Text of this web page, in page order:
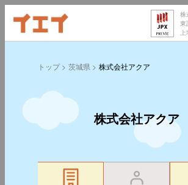
株
東
トップ 茨城県 株式会社アクア
株式会社アクア